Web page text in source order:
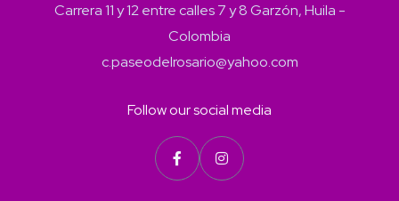
Carrera 11 y 12 entre calles 7 y 8 Garzón, Huila -
Colombia
c.paseodelrosario@yahoo.com
Follow our social media